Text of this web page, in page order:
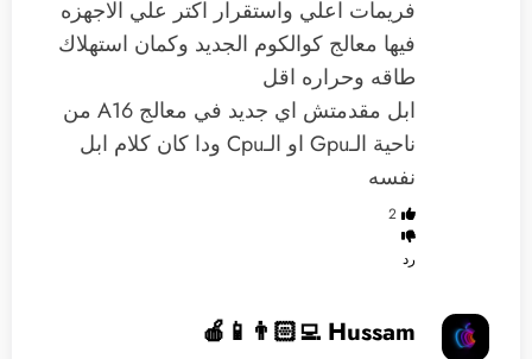
فريمات اعلي واستقرار اكتر علي الاجهزه
فيها معالج كوالكوم الجديد وكمان استهلاك
طاقه وحراره اقل
ابل مقدمتش اي جديد في معالج A16 من
ناحية الـGpu او الـCpu ودا كان كلام ابل
نفسه
2
رد
Hussam 👨🏻‍💻📱🍎